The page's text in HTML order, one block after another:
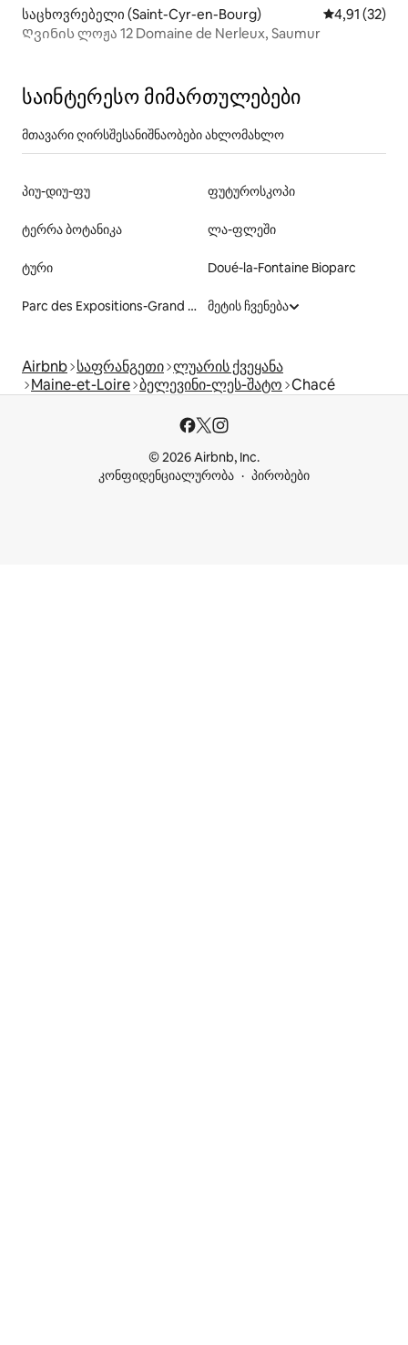
საცხოვრებელი (Saint-Cyr-en-Bourg) საშუალო
4,91 (32)
Ღვინის ლოჟა 12 Domaine de Nerleux, Saumur
საინტერესო მიმართულებები
მთავარი ღირსშესანიშნაობები ახლომახლო
პიუ-დიუ-ფუ ფუტუროსკოპი
ტერრა ბოტანიკა ლა-ფლეში
ტური Doué-la-Fontaine Bioparc
Parc des Expositions-Grand Hall de Tours მეტის ჩვენება
Airbnb საფრანგეთი ლუარის ქვეყანა
Maine-et-Loire ბელევინი-ლეს-შატო Chacé
© 2026 Airbnb, Inc.
კონფიდენციალურობა
პირობები